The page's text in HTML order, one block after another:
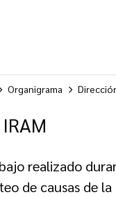
Organigrama
realizado
de causas de